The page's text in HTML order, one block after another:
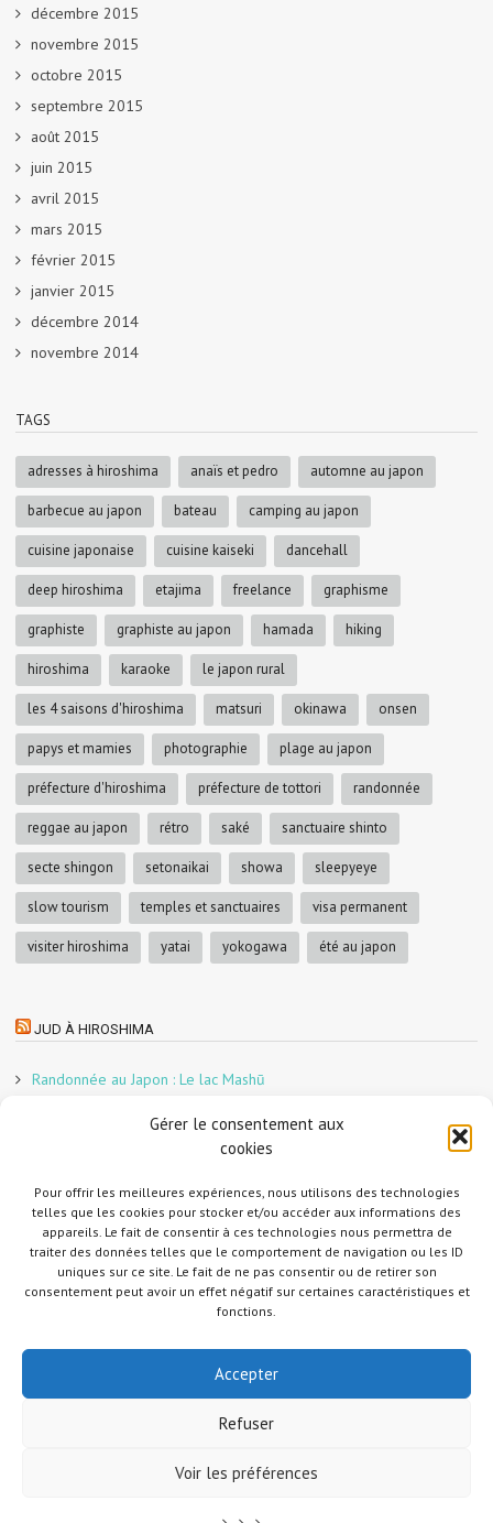
Gérer le consentement aux
cookies
Pour offrir les meilleures expériences, nous utilisons des technologies
telles que les cookies pour stocker et/ou accéder aux informations des
appareils. Le fait de consentir à ces technologies nous permettra de
traiter des données telles que le comportement de navigation ou les ID
uniques sur ce site. Le fait de ne pas consentir ou de retirer son
consentement peut avoir un effet négatif sur certaines caractéristiques et
fonctions.
Accepter
Refuser
Voir les préférences
décembre 2015
novembre 2015
octobre 2015
septembre 2015
août 2015
juin 2015
avril 2015
mars 2015
février 2015
janvier 2015
décembre 2014
novembre 2014
TAGS
adresses à hiroshima anaïs et pedro automne au japon
barbecue au japon bateau camping au japon
cuisine japonaise cuisine kaiseki dancehall
deep hiroshima etajima freelance graphisme
graphiste graphiste au japon hamada hiking
hiroshima karaoke le japon rural
les 4 saisons d'hiroshima matsuri okinawa onsen
papys et mamies photographie plage au japon
préfecture d'hiroshima préfecture de tottori randonnée
reggae au japon rétro saké sanctuaire shinto
secte shingon setonaikai showa sleepyeye
slow tourism temples et sanctuaires visa permanent
visiter hiroshima yatai yokogawa été au japon
JUD À HIROSHIMA
Randonnée au Japon : Le lac Mashū
Un café et des cabanes dans la forêt
Slow Tourism à Tomo-no-Ura
Slow tourism à Onomichi
Randonnée au Japon : Le Mont Daisen
Randonnée au Japon : Le Mont Misen
contacter et mettre un lien vers mon site si vous utilisez une photo. Si vous